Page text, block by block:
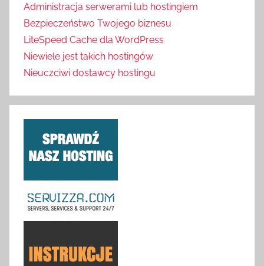
Administracja serwerami lub hostingiem
Bezpieczeństwo Twojego biznesu
LiteSpeed Cache dla WordPress
Niewiele jest takich hostingów
Nieuczciwi dostawcy hostingu